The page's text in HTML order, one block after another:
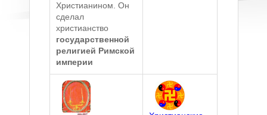
Христианином. Он
сделал
христианство
государственной
религией Римской
империи